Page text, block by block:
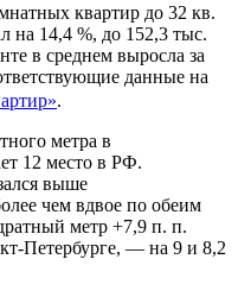
квартир до 32 кв.
на 14,4 %, до 152,3 тыс.
в среднем выросла за
данные на
.
метра в
12 место в РФ.
выше
чем вдвое по обеим
метр +7,9 п. п.
Петербурге, — на 9 и 8,2